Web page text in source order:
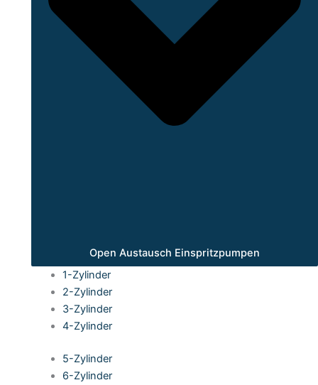
Open Austausch Einspritzpumpen
1-Zylinder
2-Zylinder
3-Zylinder
4-Zylinder
5-Zylinder
6-Zylinder